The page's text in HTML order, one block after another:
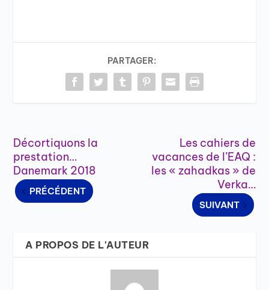
PARTAGER:
Décortiquons la
prestation…
Danemark 2018
PRÉCÉDENT
Les cahiers de
vacances de l’EAQ :
les « zahadkas » de
Verka…
SUIVANT
A PROPOS DE L'AUTEUR